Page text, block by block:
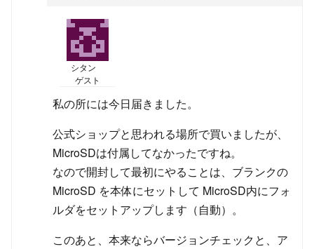
シタン
ゲスト
私の所には今日届きました。
公式ショップと思われる場所で買いましたが、
MicroSDは付属してなかったですね。
なので開封して最初にやることは、ブランクの
MicroSD を本体にセットして MicroSD内にフォ
ルダをセットアップします（自動）。
このあと、本来ならバージョンチェックと、ア